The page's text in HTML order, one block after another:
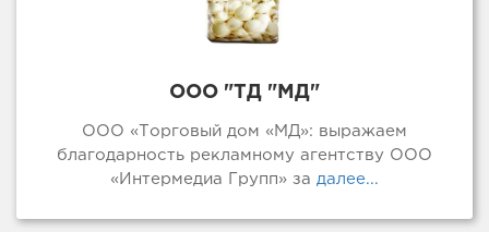
ООО "ТД "МД"
ООО «Торговый дом «МД»: выражаем
благодарность рекламному агентству ООО
«Интермедиа Групп» за далее...